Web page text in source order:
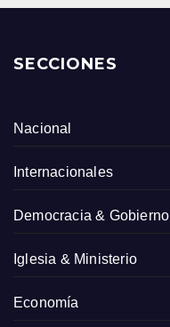
SECCIONES
Nacional
Internacionales
Democracia & Gobierno
Iglesia & Ministerio
Economía